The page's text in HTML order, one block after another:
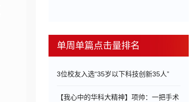
单周单篇点击量排名
3位校友入选“35岁以下科技创新35人”
【我心中的华科大精神】项帅：一把手术